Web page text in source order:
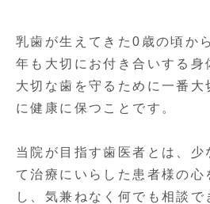
乳歯が生えてきた0歳の頃か
年も大切にお付き合いする身
大切な歯を守るために一番大
に健康に保つことです。
当院が目指す歯医者とは、少
て治療にいらした患者様の心
し、気兼ねなく何でも相談